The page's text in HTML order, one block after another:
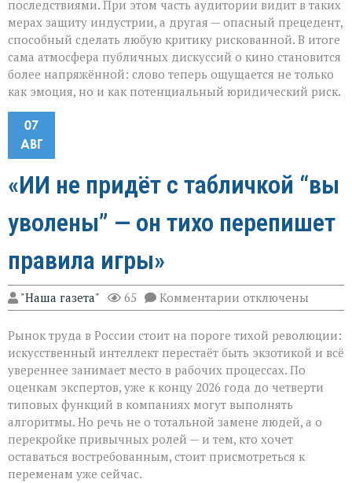
последствиями. При этом часть аудитории видит в таких
мерах защиту индустрии, а другая — опасный прецедент,
способный сделать любую критику рискованной. В итоге
сама атмосфера публичных дискуссий о кино становится
более напряжённой: слово теперь ощущается не только
как эмоция, но и как потенциальный юридический риск.
07
АВГ
«ИИ не придёт с табличкой “вы
уволены” — он тихо перепишет
правила игры»
"Наша газета" 65 Комментарии к
записи
не
придёт
табличкой
“вы
уволены” — он
тихо
перепишет
правила
игры»
отключены
Рынок труда в России стоит на пороге тихой революции:
искусственный интеллект перестаёт быть экзотикой и всё
увереннее занимает место в рабочих процессах. По
оценкам экспертов, уже к концу 2026 года до четверти
типовых функций в компаниях могут выполнять
алгоритмы. Но речь не о тотальной замене людей, а о
перекройке привычных ролей — и тем, кто хочет
оставаться востребованным, стоит присмотреться к
переменам уже сейчас.